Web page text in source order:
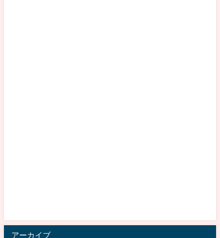
アーカイブ